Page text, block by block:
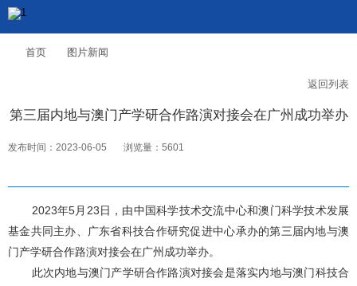
首页 图片新闻
返回列表
第三届内地与澳门产学研合作路演对接会在广州成功举办
发布时间：2023-06-05 浏览量：5601
2023年5月23日，由中国科学技术交流中心和澳门科学技术发展
基金共同主办、广东省科技合作研究促进中心承办的第三届内地与澳
门产学研合作路演对接会在广州成功举办。
此次内地与澳门产学研合作路演对接会是落实内地与澳门科技合